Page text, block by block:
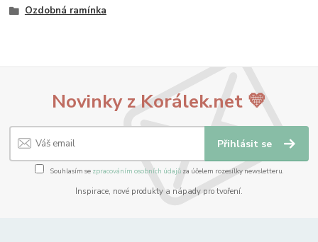
Ozdobná ramínka
Novinky z Korálek.net 💛
Přihlásit se
Souhlasím se zpracováním osobních údajůza účelem rozesílky newsletteru.
Inspirace, nové produkty a nápady pro tvoření.